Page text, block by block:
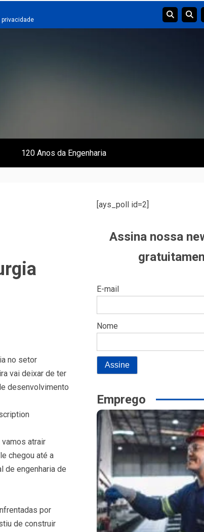
privacidade
120 Anos da Engenharia
no setor
vai deixar de ter
desenvolvimento
atrair
chegou até a
de engenharia de
por
de construir
[ays_poll id=2]
Assina nossa
E-mail
Nome
Emprego